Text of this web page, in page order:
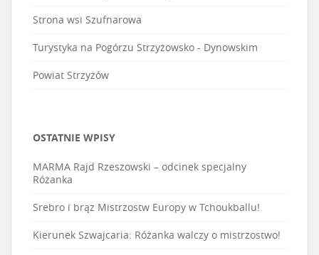
Strona wsi Szufnarowa
Turystyka na Pogórzu Strzyżowsko - Dynowskim
Powiat Strzyżów
OSTATNIE WPISY
MARMA Rajd Rzeszowski – odcinek specjalny
Różanka
Srebro i brąz Mistrzostw Europy w Tchoukballu!
Kierunek Szwajcaria: Różanka walczy o mistrzostwo!